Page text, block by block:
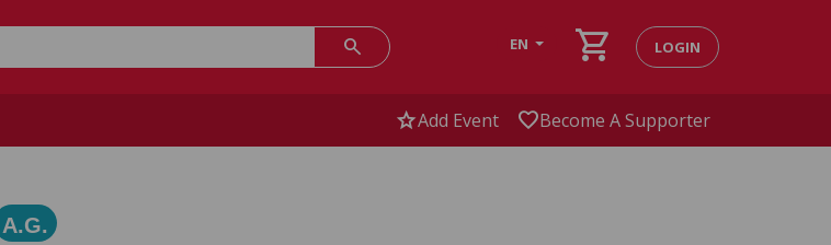
search EN shopping_cart LOGIN
starAdd Event favoriteBecome A Supporter
A.G.